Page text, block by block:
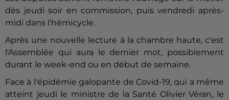
dès jeudi soir en commission, puis vendredi après-
midi dans l'hémicycle.
Après une nouvelle lecture à la chambre haute, c'est
l'Assemblée qui aura le dernier mot, possiblement
durant le week-end ou en début de semaine.
Face à l'épidémie galopante de Covid-19, qui a même
atteint jeudi le ministre de la Santé Olivier Véran, le